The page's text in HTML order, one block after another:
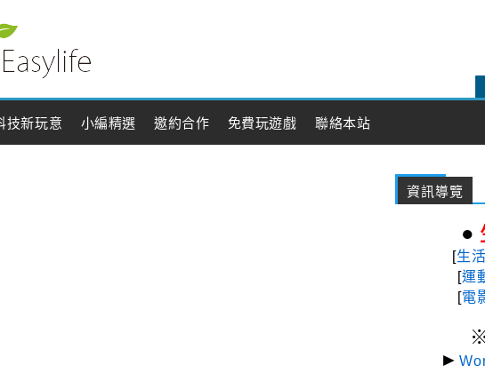
技新玩意 小編精選 邀約合作 免費玩遊戲 聯絡本站
資訊導覽
●
[生
[運
[電
►